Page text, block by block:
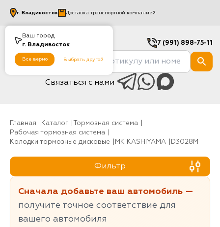
Ваш город
г. Владивосток
Все верно Выбрать другой
г. Владивосток Доставка транспортной компанией
7 (991) 898-75-11
Связаться с нами
Главная Каталог
Тормозная система
Рабочая тормозная система
Колодки тормозные дисковые
MK KASHIYAMA D3028M
Фильтр
Сначала добавьте ваш автомобиль —
получите точное соответствие для
вашего автомобиля